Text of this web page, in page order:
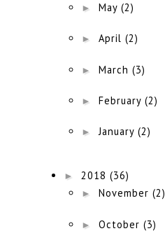
►May(2)
►April(2)
►March(3)
►February(2)
►January(2)
► 2018(36)
►November(2)
►October(3)